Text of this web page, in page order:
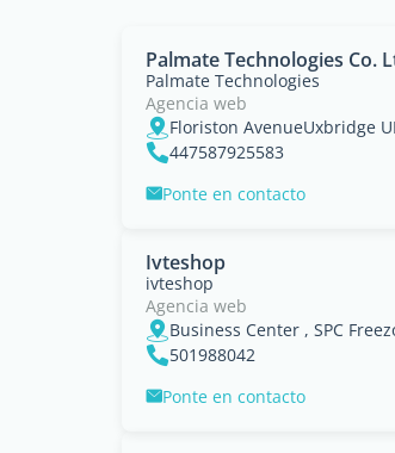
Palmate Technologies Co.
Palmate Technologies
Agencia web
Floriston AvenueUxbridge
447587925583
Ponte en contacto
Ivteshop
ivteshop
Agencia web
Business Center , SPC
501988042
Ponte en contacto